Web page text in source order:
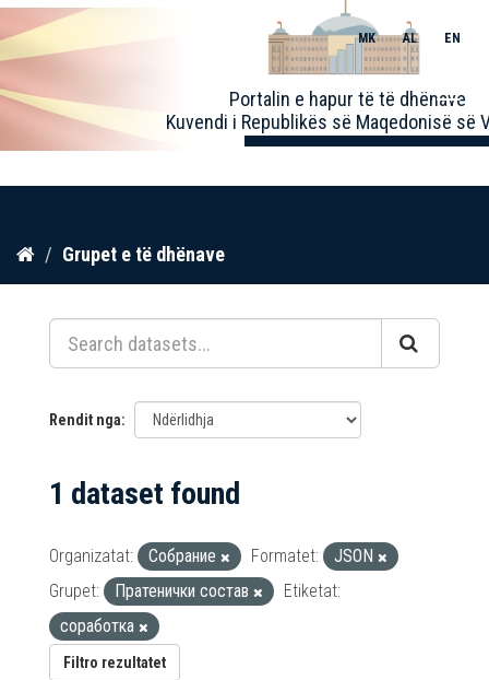
Kalo
përmbajtja
Portalin e hapur të të dhënave
Kuvendi i Republikës së Maqedonisë së
MK AL EN
Toggle
Grupet e të dhënave
Rendit nga
1 dataset found
Organizatat: Собрание Formatet:
JSON
Grupet:
Пратенички состав
Etiketat:
соработка
Filtro rezultatet